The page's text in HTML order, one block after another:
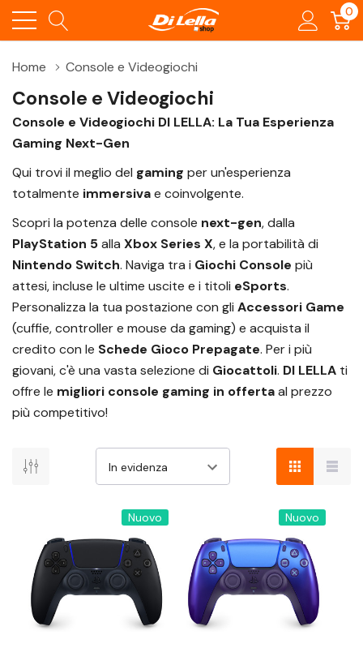
0
Home Console e Videogiochi
Console e Videogiochi
Console e Videogiochi DI LELLA: La Tua Esperienza
Gaming Next-Gen
Qui trovi il meglio del gaming per un'esperienza
totalmente immersivae coinvolgente.
Scopri la potenza delle console next-gen, dalla
PlayStation 5alla Xbox Series X, e la portabilità di
Nintendo Switch. Naviga tra i Giochi Console più
attesi, incluse le ultime uscite e i titoli eSports.
Personalizza la tua postazione con gli Accessori Game
(cuffie, controller e mouse da gaming) e acquista il
credito con le Schede Gioco Prepagate. Per i più
giovani, c'è una vasta selezione di Giocattoli. DI LELLA ti
offre le migliori console gaming in offertaal prezzo
più competitivo!
Nuovo Nuovo